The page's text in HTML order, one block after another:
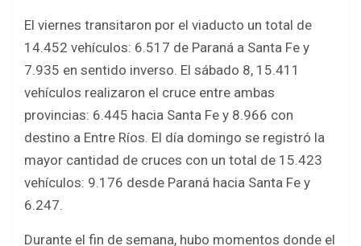
El viernes transitaron por el viaducto un total de
14.452 vehículos: 6.517 de Paraná a Santa Fe y
7.935 en sentido inverso. El sábado 8, 15.411
vehículos realizaron el cruce entre ambas
provincias: 6.445 hacia Santa Fe y 8.966 con
destino a Entre Ríos. El día domingo se registró la
mayor cantidad de cruces con un total de 15.423
vehículos: 9.176 desde Paraná hacia Santa Fe y
6.247.
Durante el fin de semana, hubo momentos donde el